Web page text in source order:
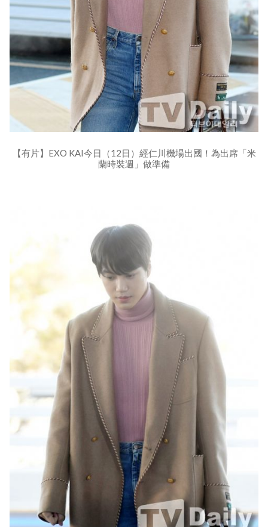
【有片】EXO KAI今日（12日）經仁川機場出國！為出席「米
蘭時裝週」做準備